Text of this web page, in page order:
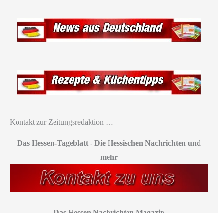
Kontakt zur Zeitungsredaktion …
Das Hessen-Tageblatt - Die Hessischen Nachrichten und
mehr